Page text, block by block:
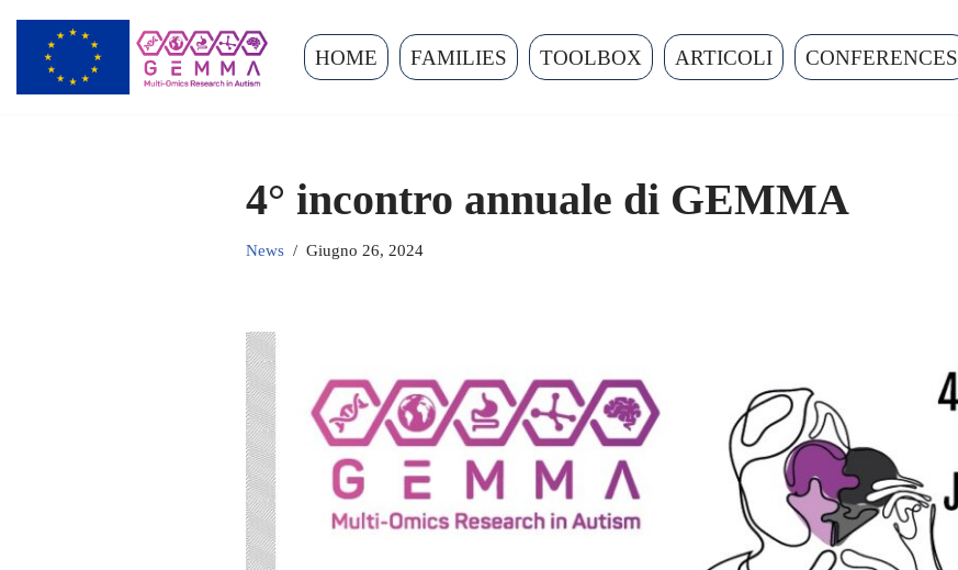
al
HOME FAMILIES TOOLBOX ARTICOLI CONFERENCES
4° incontro annuale di GEMMA
News Giugno 26, 2024